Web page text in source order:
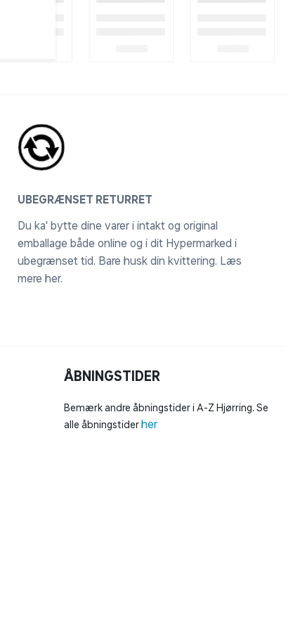
UBEGRÆNSET RETURRET
Du ka' bytte dine varer i intakt og original
emballage både online og i dit Hypermarked i
ubegrænset tid. Bare husk din kvittering. Læs
mere her.
ÅBNINGSTIDER
Bemærk andre åbningstider i A-Z Hjørring. Se
alle åbningstiderher